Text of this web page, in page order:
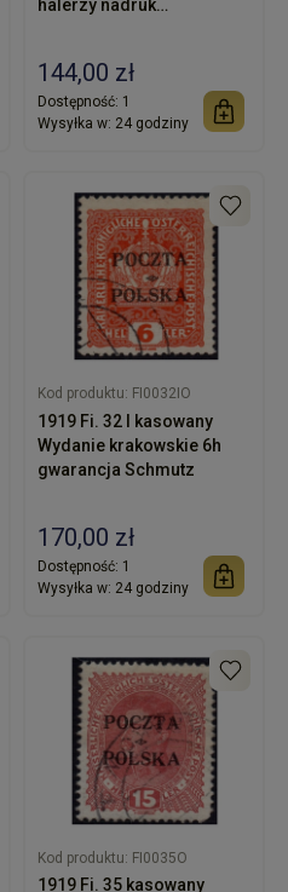
halerzy nadruk
144,00 zł
Dostępność: 1
Wysyłka w: 24 godziny
Kod produktu: FI0032IO
1919 Fi. 32 I kasowany
Wydanie krakowskie 6h
gwarancja Schmutz
170,00 zł
Dostępność: 1
Wysyłka w: 24 godziny
Kod produktu: FI0035O
1919 Fi. 35 kasowany